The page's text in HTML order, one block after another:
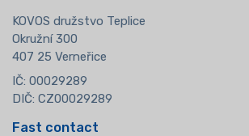
KOVOS družstvo Teplice
Okružní 300
407 25 Verneřice
IČ: 00029289
DIČ: CZ00029289
Fast contact